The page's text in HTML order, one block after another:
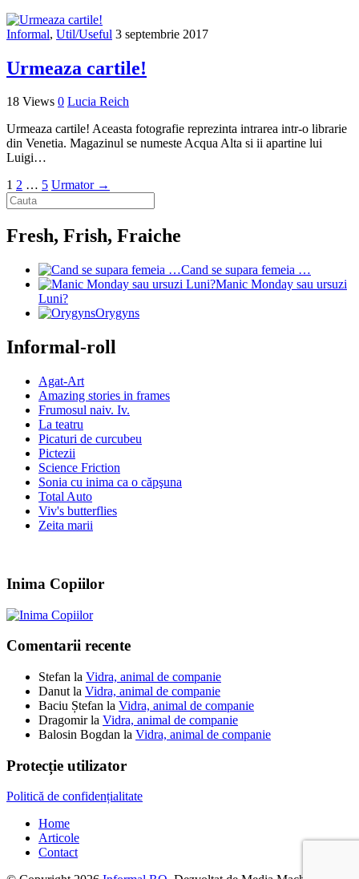
Informal, Util/Useful 3 septembrie 2017
Urmeaza cartile!
18 Views 0 Lucia Reich
Urmeaza cartile! Aceasta fotografie reprezinta intrarea intr-o librarie
din Venetia. Magazinul se numeste Acqua Alta si ii apartine lui
Luigi…
1 2 … 5 Urmator →
Fresh, Frish, Fraiche
Cand se supara femeia …
Manic Monday sau ursuzi
Luni?
Orygyns
Informal-roll
Agat-Art
Amazing stories in frames
Frumosul naiv. Iv.
La teatru
Picaturi de curcubeu
Pictezii
Science Friction
Sonia cu inima ca o căpşuna
Total Auto
Viv's butterflies
Zeita marii
Inima Copiilor
Comentarii recente
Stefan la Vidra, animal de companie
Danut la Vidra, animal de companie
Baciu Ștefan la Vidra, animal de companie
Dragomirla Vidra, animal de companie
Balosin Bogdan la Vidra, animal de companie
Protecție utilizator
Politică de confidențialitate
Home
Articole
Contact